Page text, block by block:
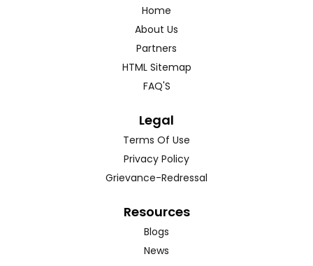
Home
About Us
Partners
HTML Sitemap
FAQ'S
Legal
Terms Of Use
Privacy Policy
Grievance-Redressal
Resources
Blogs
News